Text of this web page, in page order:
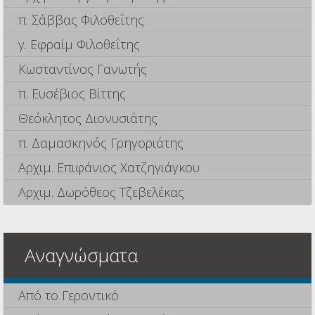
π. Σάββας Φιλοθεΐτης
γ. Εφραίμ Φιλοθεΐτης
Κωσταντίνος Γανωτής
π. Ευσέβιος Βίττης
Θεόκλητος Διονυσιάτης
π. Δαμασκηνός Γρηγοριάτης
Αρχιμ. Επιφάνιος Χατζηγιάγκου
Αρχιμ. Δωρόθεος Τζεβελέκας
Αναγνώσματα
Από το Γεροντικό